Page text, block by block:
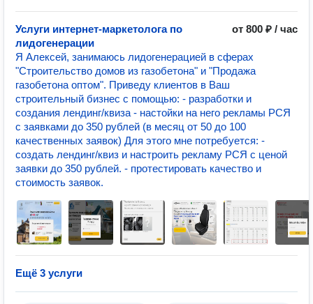
Услуги интернет-маркетолога по
лидогенерации
от 800 ₽ / час
Я Алексей, занимаюсь лидогенерацией в сферах
"Строительство домов из газобетона" и "Продажа
газобетона оптом". Приведу клиентов в Ваш
строительный бизнес с помощью: - разработки и
создания лендинг/квиза - настойки на него рекламы РСЯ
с заявками до 350 рублей (в месяц от 50 до 100
качественных заявок) Для этого мне потребуется: -
создать лендинг/квиз и настроить рекламу РСЯ с ценой
заявки до 350 рублей. - протестировать качество и
стоимость заявок.
Ещё 3 услуги